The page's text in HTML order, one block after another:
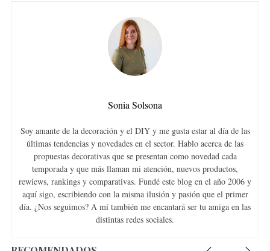
Sonia Solsona
Soy amante de la decoración y el DIY y me gusta estar al día de las
últimas tendencias y novedades en el sector. Hablo acerca de las
propuestas decorativas que se presentan como novedad cada
temporada y que más llaman mi atención, nuevos productos,
rewiews, rankings y comparativas. Fundé este blog en el año 2006 y
aquí sigo, escribiendo con la misma ilusión y pasión que el primer
día. ¿Nos seguimos? A mí también me encantará ser tu amiga en las
distintas redes sociales.